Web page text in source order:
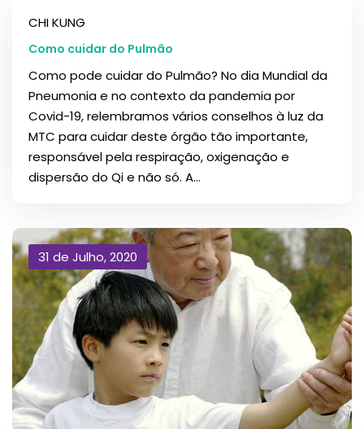
CHI KUNG
Como cuidar do Pulmão
Como pode cuidar do Pulmão? No dia Mundial da
Pneumonia e no contexto da pandemia por
Covid-19, relembramos vários conselhos à luz da
MTC para cuidar deste órgão tão importante,
responsável pela respiração, oxigenação e
dispersão do Qi e não só. A...
31 de Julho, 2020